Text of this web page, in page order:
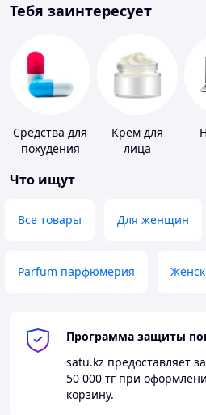
Тебя заинтересует
Средства для
похудения
Крем для
лица
Что ищут
Все товары Для женщин
Parfum парфюмерия
Программа защиты
satu.kz предоставляет
50 000 тг при
корзину.